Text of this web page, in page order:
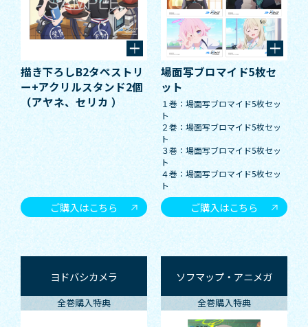
描き下ろしB2タペストリ
ー+アクリルスタンド2個
（アヤネ、セリカ ）
ご購入はこちら
場面写ブロマイド5枚セ
ット
１巻：場面写ブロマイド5枚セッ
ト
２巻：場面写ブロマイド5枚セッ
ト
３巻：場面写ブロマイド5枚セッ
ト
４巻：場面写ブロマイド5枚セッ
ト
ご購入はこちら
ヨドバシカメラ
全巻購入特典
ソフマップ・アニメガ
全巻購入特典